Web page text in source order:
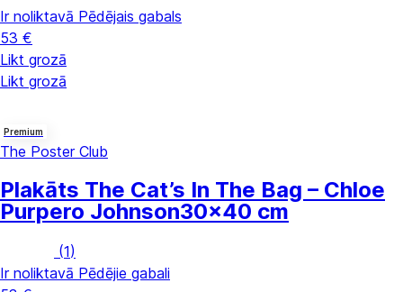
Ir noliktavā Pēdējais gabals
53 €
Likt grozā
Likt grozā
Premium
The Poster Club
Plakāts The Cat’s In The Bag – Chloe
Purpero Johnson30x40 cm
(1)
Ir noliktavā Pēdējie gabali